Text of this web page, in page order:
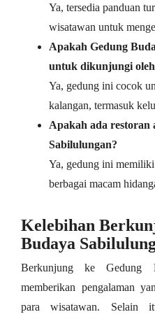
Ya, tersedia panduan
wisatawan untuk
Apakah Gedung
untuk dikunjungi
Ya, gedung ini cocok
kalangan, termasuk
Apakah ada restoran
Sabilulungan?
Ya, gedung ini
berbagai macam
Kelebihan
Budaya
Berkunjung ke Gedung
memberikan pengalaman
para wisatawan. Selain